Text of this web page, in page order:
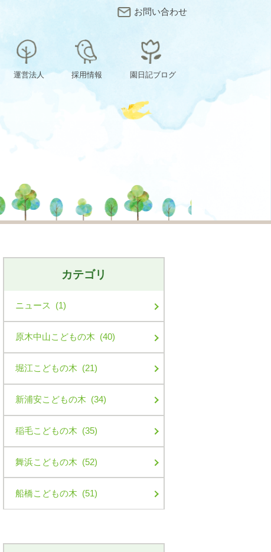
お問い合わせ
運営法人 採用情報 園日記ブログ
カテゴリ
ニュース (1)
原木中山こどもの木 (40)
堀江こどもの木 (21)
新浦安こどもの木 (34)
稲毛こどもの木 (35)
舞浜こどもの木 (52)
船橋こどもの木 (51)